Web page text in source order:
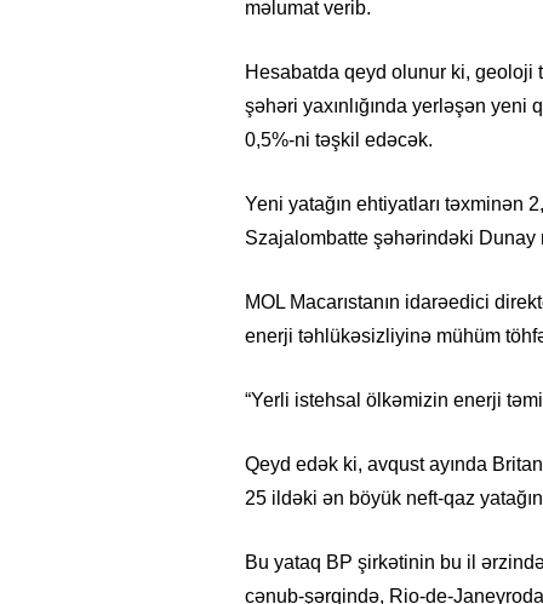
məlumat verib.
Hesabatda qeyd olunur ki, geoloji
şəhəri yaxınlığında yerləşən yeni
0,5%-ni təşkil edəcək.
Yeni yatağın ehtiyatları təxminən
Szajalombatte şəhərindəki Dunay
MOL Macarıstanın idarəedici
enerji təhlükəsizliyinə mühüm
“Yerli istehsal ölkəmizin enerji
Qeyd edək ki, avqust ayında
25 ildəki ən böyük neft-qaz
Bu yataq BP şirkətinin bu il
cənub-şərqində, Rio-de-